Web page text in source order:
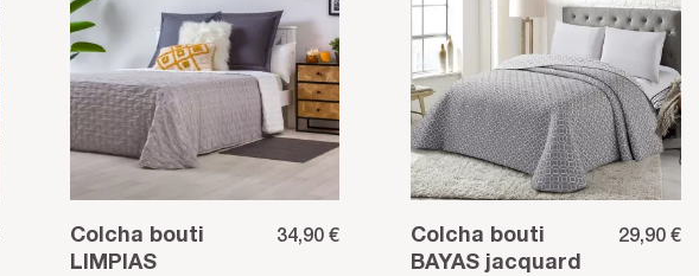
Colcha bouti
LIMPIAS
34,90 €
Colcha bouti
BAYAS jacquard
29,90 €